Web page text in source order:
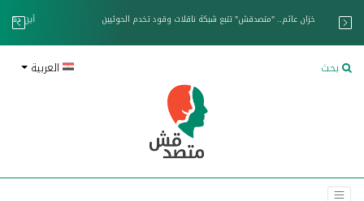
خزان عائم.. "متصدقش" تتبع شبكة ناقلات وقود تخدم الحوثيين
بحث العربية